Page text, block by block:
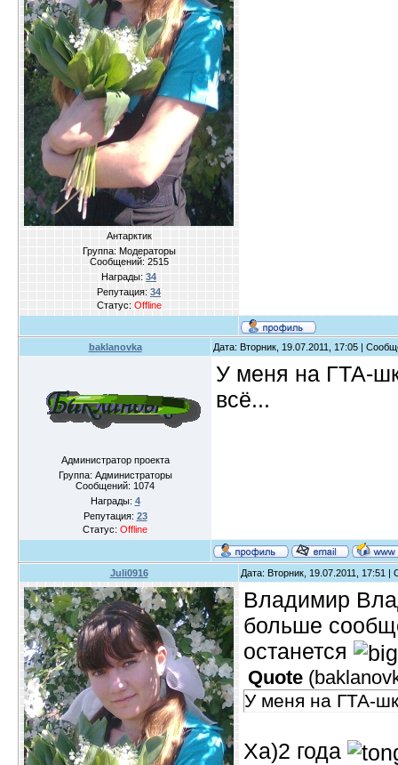
Антарктик
Группа: Модераторы
Сообщений: 2515
Награды: 34
Репутация: 34
Статус: Offline
baklanovka Дата: Вторник, 19.07.2011, 17:05 |
Администратор проекта
Группа: Администраторы
Сообщений: 1074
Награды: 4
Репутация: 23
Статус: Offline
У меня на ГТА-
всё...
Juli0916 Дата: Вторник, 19.07.2011, 17:51
Владимир
больше
останется
Quote (
У меня на ГТА-
Ха)2 года